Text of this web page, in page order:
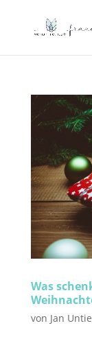
Was
von Jan